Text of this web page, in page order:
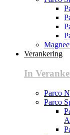
Verankering
In
Parco
Parco